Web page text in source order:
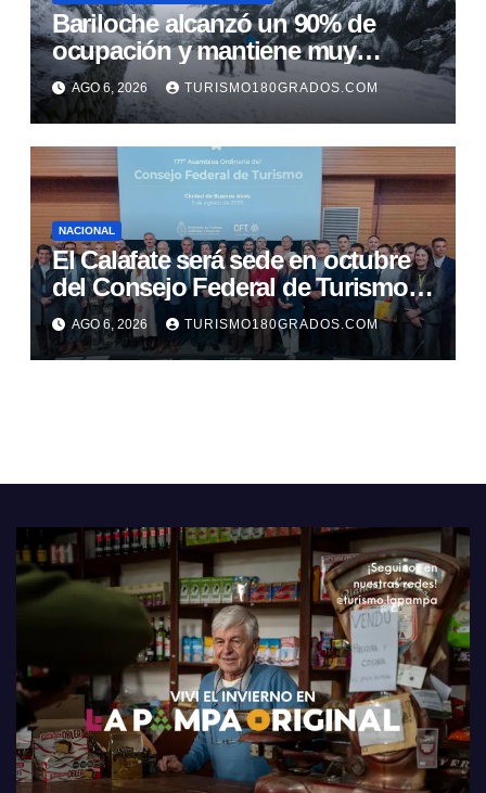
Bariloche alcanzó un 90% de
ocupación y mantiene muy
buenas expectativas para agosto
AGO 6, 2026 TURISMO180GRADOS.COM
NACIONAL
El Calafate será sede en octubre
del Consejo Federal de Turismo y
del Foro Nacional
AGO 6, 2026 TURISMO180GRADOS.COM